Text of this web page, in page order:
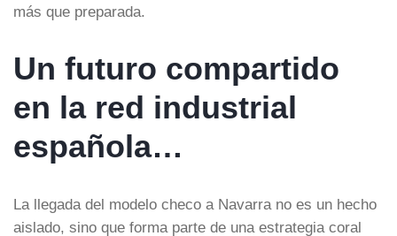
más que preparada.
Un futuro compartido
en la red industrial
española…
La llegada del modelo checo a Navarra no es un hecho
aislado, sino que forma parte de una estrategia coral